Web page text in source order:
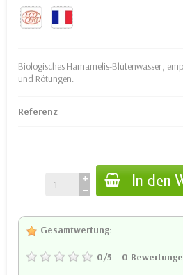
Biologisches Hamamelis-Blütenwasser,
und Rötungen.
Referenz
In den
Gesamtwertung:
0/5 - 0